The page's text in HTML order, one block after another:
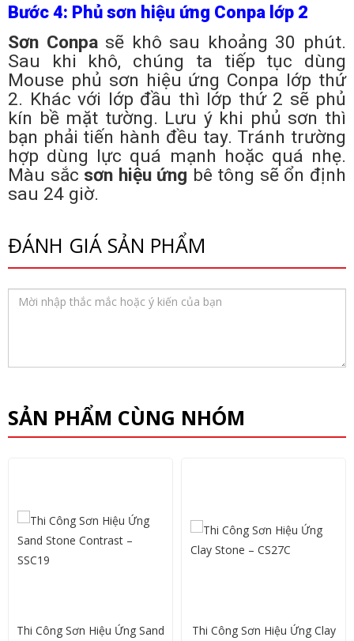
Bước 4: Phủ sơn hiệu ứng Conpa lớp 2
Sơn Conpasẽ khô sau khoảng 30 phút.
Sau khi khô, chúng ta tiếp tục dùng
Mouse phủ sơn hiệu ứng Conpa lớp thứ
2. Khác với lớp đầu thì lớp thứ 2 sẽ phủ
kín bề mặt tường. Lưu ý khi phủ sơn thì
bạn phải tiến hành đều tay. Tránh trường
hợp dùng lực quá mạnh hoặc quá nhẹ.
Màu sắc sơn hiệu ứng bê tông sẽ ổn định
sau 24 giờ.
ĐÁNH GIÁ SẢN PHẨM
SẢN PHẨM CÙNG NHÓM
Thi Công Sơn Hiệu Ứng Sand
Thi Công Sơn Hiệu Ứng Clay